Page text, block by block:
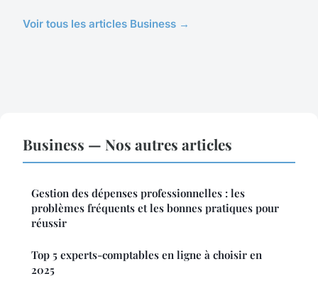
Voir tous les articles Business →
Business — Nos autres articles
Gestion des dépenses professionnelles : les
problèmes fréquents et les bonnes pratiques pour
réussir
Top 5 experts-comptables en ligne à choisir en
2025